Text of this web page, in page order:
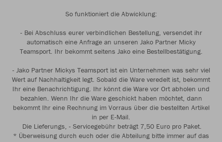
So funktioniert die Abwicklung:
- Bei Abschluss eurer verbindlichen Bestellung, versendet ihr
automatisch eine Anfrage an unseren Jako Partner Micky
Teamsport. Ihr bekommt seitens Jako eine Bestellbestätigung.
- Jako Partner Mickys Teamsport ist ein Unternehmen was sehr viel
Wert auf Nachhaltigkeit legt. Sobald die Ware veredelt ist, bekommt
Ihr eine Benachrichtigung. Ihr könnt die Ware vor Ort abholen und
bezahlen. Wenn Ihr die Ware geschickt haben möchtet, dann
bekommt Ihr eine Rechnung im Vorraus über die bestellten Artikel
in per E-Mail.
Die Lieferungs, - Servicegebühr beträgt 7,50 Euro pro Paket.
* Überweisung durch euch oder die Abteilung bitte immer auf das